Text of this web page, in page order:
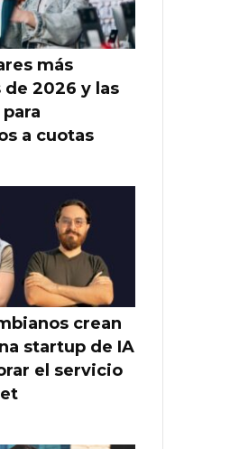
más
2026 y las
a cuotas
crean
startup de IA
el servicio